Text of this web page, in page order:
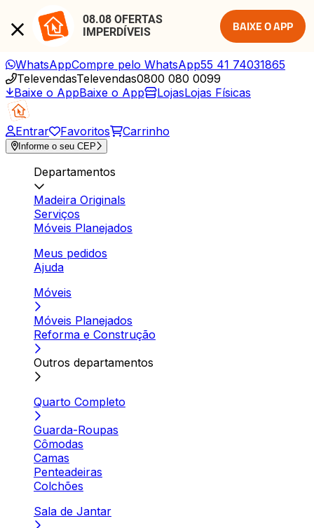
08.08 OFERTAS
IMPERDÍVEIS
BAIXE O APP
WhatsAppCompre pelo WhatsApp55 41 74031865
TelevendasTelevendas0800 080 0099
Baixe o AppBaixe o App LojasLojas Físicas
Entrar Favoritos Carrinho
Informe o seu CEP
Departamentos
Madeira Originals
Serviços
Móveis Planejados
Meus pedidos
Ajuda
Móveis
Móveis Planejados
Reforma e Construção
Outros departamentos
Quarto Completo
Guarda-Roupas
Cômodas
Camas
Penteadeiras
Colchões
Sala de Jantar